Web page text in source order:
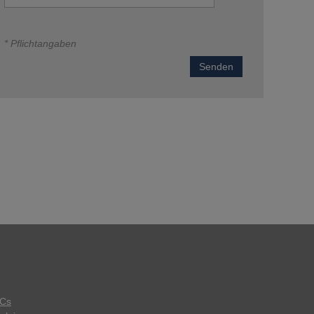
* Pflichtangaben
Senden